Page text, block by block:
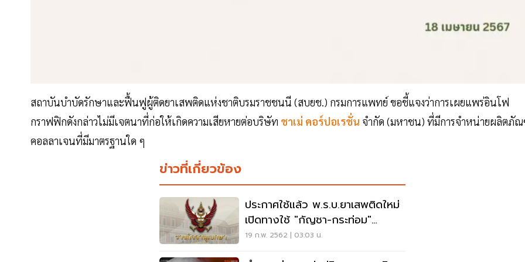
สถาบันบำบัดรักษาและฟื้นฟูผู้ติดยาเสพติดแห่งชาติบรมราชชนนี (สบยช.) กรมการแพทย์ ขอชี้แจงว่าการเผยแพร่อินโฟ
กราฟฟิกดังกล่าวไม่มีเจตนาที่ก่อให้เกิดความเสียหายต่อบริษัท ชาเม่ คอร์ปอเรชั่น จำกัด (มหาชน) ที่มีการจำหน่ายผลิตภั
คอลลาเจนที่มีมาตรฐานใด ๆ
ข่าวที่เกี่ยวข้อง
ประกาศใช้แล้ว พ.ร.บ.ยาเสพติดใหม่
เปิดทางใช้ "กัญชา-กระท่อม"
ทางการแพทย์
19 ก.พ. 2562 | 03:03 น.